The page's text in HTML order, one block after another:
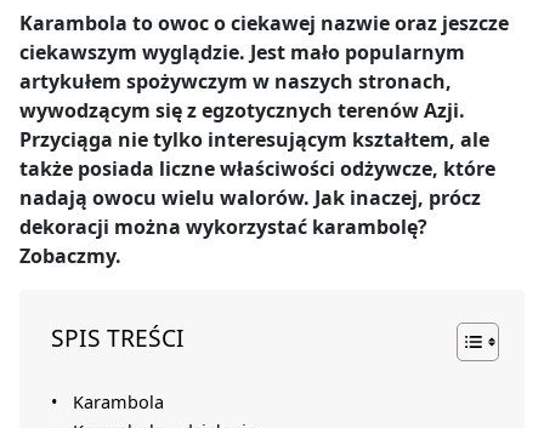
Karambola to owoc o ciekawej nazwie oraz jeszcze
ciekawszym wyglądzie. Jest mało popularnym
artykułem spożywczym w naszych stronach,
wywodzącym się z egzotycznych terenów Azji.
Przyciąga nie tylko interesującym kształtem, ale
także posiada liczne właściwości odżywcze, które
nadają owocu wielu walorów. Jak inaczej, prócz
dekoracji można wykorzystać karambolę?
Zobaczmy.
SPIS TREŚCI
Karambola